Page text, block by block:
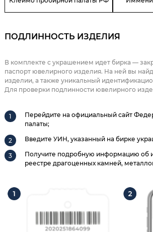
ПОДЛИННОСТЬ ИЗДЕЛИЯ
В комплекте с украшением идет бирка —
паспорт ювелирного изделия. На ней вы
изделии, а также уникальный
Для проверки подлинности ювелирного
Перейдите на официальный сайт
палаты;
Введите УИН, указанный на бирке
Получите подробную информацию об
реестре драгоценных камней,